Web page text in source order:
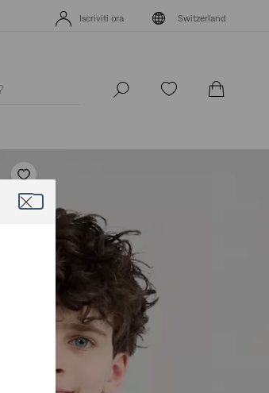
DOPO/PIÙ TARDI!Dettagli
Iscriviti ora Switzerland
E PAGA DOPO/PIÙ TARDI!
Iscriviti ora